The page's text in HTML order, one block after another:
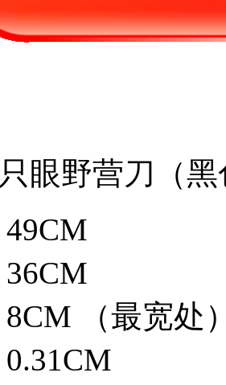
眼野营刀（黑
（最宽处